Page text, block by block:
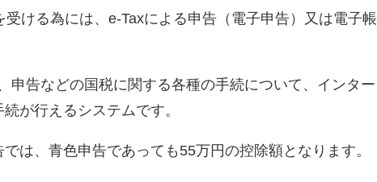
ける為には、e-Taxによる申告（電子申告）又は電子帳
申告などの国税に関する各種の手続について、インター
が行えるシステムです。
は、青色申告であっても55万円の控除額となります。